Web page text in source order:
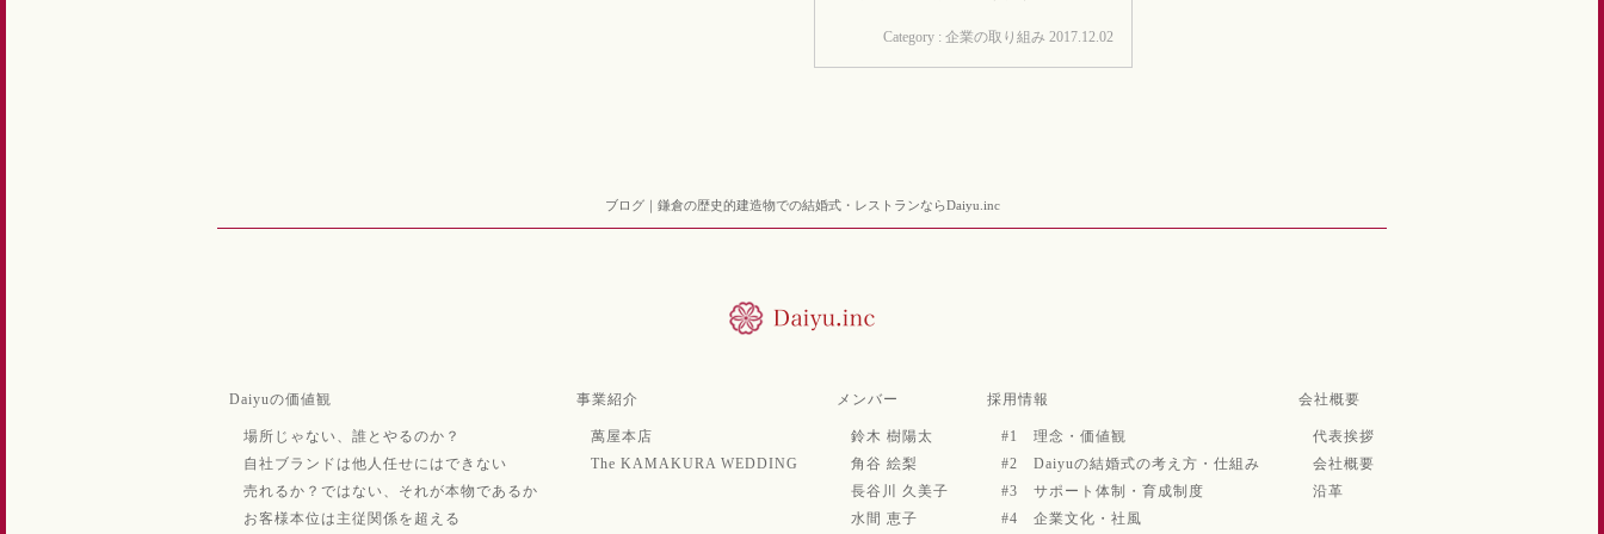
Category : 企業の取り組み 2017.12.02
ブログ｜鎌倉の歴史的建造物での結婚式・レストランならDaiyu.inc
Daiyuの価値観
場所じゃない、誰とやるのか？
自社ブランドは他人任せにはできない
売れるか？ではない、それが本物であるか
お客様本位は主従関係を超える
事業紹介
萬屋本店
The KAMAKURA WEDDING
メンバー
鈴木 樹陽太
角谷 絵梨
長谷川 久美子
水間 恵子
採用情報
#1 理念・価値観
#2 Daiyuの結婚式の考え方・仕組み
#3 サポート体制・育成制度
#4 企業文化・社風
会社概要
代表挨拶
会社概要
沿革